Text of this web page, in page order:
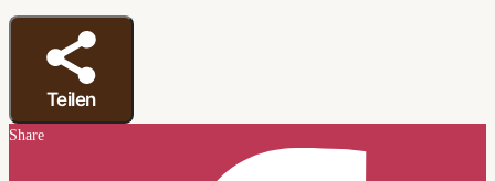
Teilen
Share